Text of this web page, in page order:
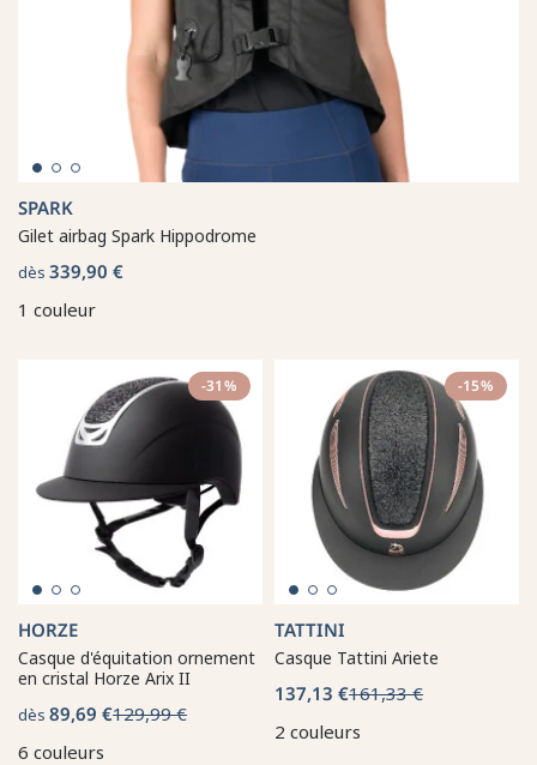
SPARK
Gilet airbag Spark Hippodrome
dès 339,90 €
1 couleur
-31%
HORZE
Casque d'équitation ornement
en cristal Horze Arix II
dès 89,69 €129,99 €
6 couleurs
-15%
TATTINI
Casque Tattini Ariete
137,13 €161,33 €
2 couleurs